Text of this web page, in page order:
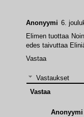
Anonyymi 6.
Elimen tuottaa
edes taivuttaa
Vastaa
Vastaukset
Anonyymi
Vastaa